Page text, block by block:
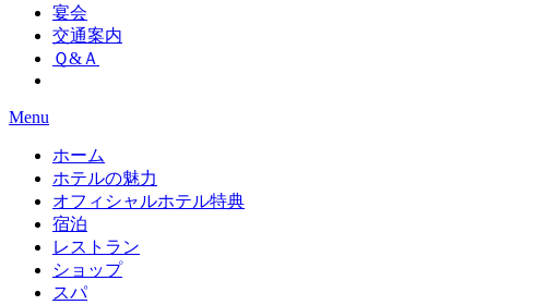
宴会
交通案内
Ｑ&Ａ
Menu
ホーム
ホテルの魅力
オフィシャルホテル特典
宿泊
レストラン
ショップ
スパ